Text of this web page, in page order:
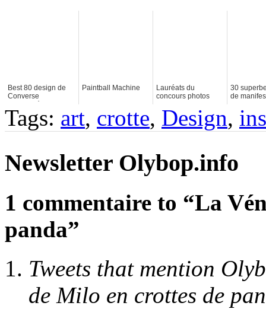
Best 80 design de
Converse
Paintball Machine
Lauréats du
concours photos
30
de
Tags: art, crotte, Design,
Newsletter Olybop.info
1 commentaire to “La
panda”
Tweets that mention
de Milo en crottes de